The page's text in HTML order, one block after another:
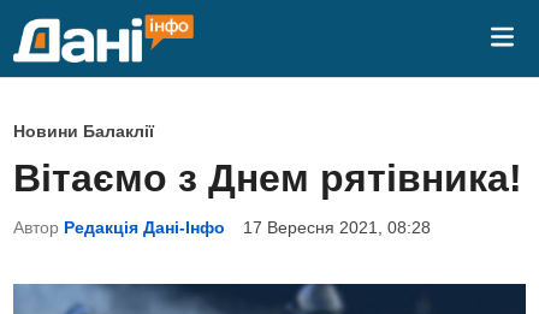
P
o
s
t
Новини Балаклії
Вітаємо з Днем рятівника!
Автор Редакція Дані-Інфо 17 Вересня 2021, 08:28